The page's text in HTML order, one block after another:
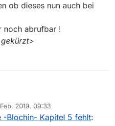
ob dieses nun auch bei
noch abrufbar !
Problem–Der Film “Blochin”
in meiner Mediathek View Liste !
2019, 09:33
-Blochin- Kapitel 5 fehlt: